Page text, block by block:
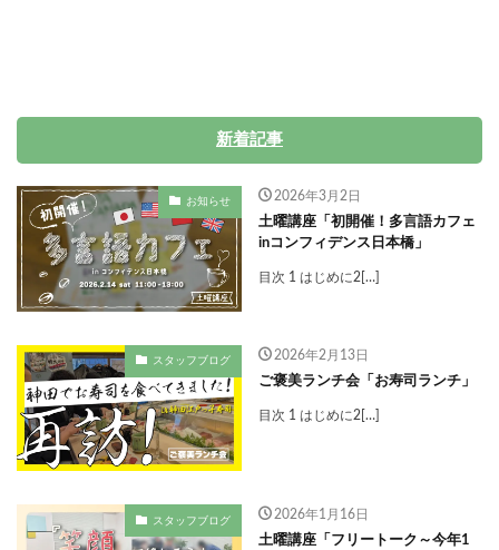
新着記事
お知らせ 2026年3月2日
土曜講座「初開催！多言語カフェ
inコンフィデンス日本橋」
目次 1 はじめに2[…]
スタッフブログ 2026年2月13日
ご褒美ランチ会「お寿司ランチ」
目次 1 はじめに2[…]
スタッフブログ 2026年1月16日
土曜講座「フリートーク～今年1